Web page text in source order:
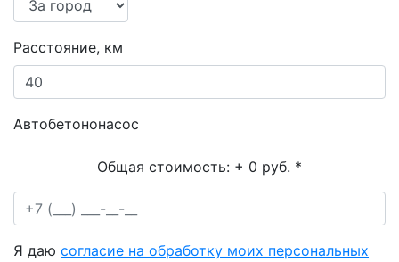
Расстояние, км
Автобетононасос
Общая стоимость: + 0 руб. *
Я даю согласие на обработку моих персональных